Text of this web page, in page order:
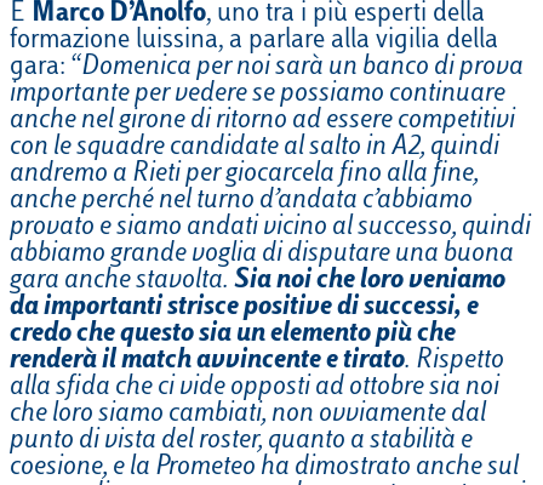
È Marco D’Anolfo, uno tra i più esperti della
formazione luissina, a parlare alla vigilia della
gara: “Domenica per noi sarà un banco di prova
importante per vedere se possiamo continuare
anche nel girone di ritorno ad essere competitivi
con le squadre candidate al salto in A2, quindi
andremo a Rieti per giocarcela fino alla fine,
anche perché nel turno d’andata c’abbiamo
provato e siamo andati vicino al successo, quindi
abbiamo grande voglia di disputare una buona
gara anche stavolta. Sia noi che loro veniamo
da importanti strisce positive di successi, e
credo che questo sia un elemento più che
renderà il match avvincente e tirato. Rispetto
alla sfida che ci vide opposti ad ottobre sia noi
che loro siamo cambiati, non ovviamente dal
punto di vista del roster, quanto a stabilità e
coesione, e la Prometeo ha dimostrato anche sul